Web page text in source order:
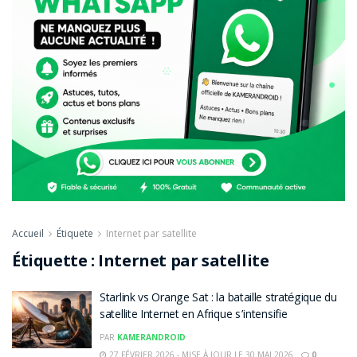
Accueil Étiquete Internet par satellite
Étiquette : Internet par satellite
Starlink vs Orange Sat : la bataille stratégique du
satellite Internet en Afrique s’intensifie
PAR KAMERANDROID
27 FÉVRIER 2026 - MISE À JOUR LE 30 MAI 2026
0